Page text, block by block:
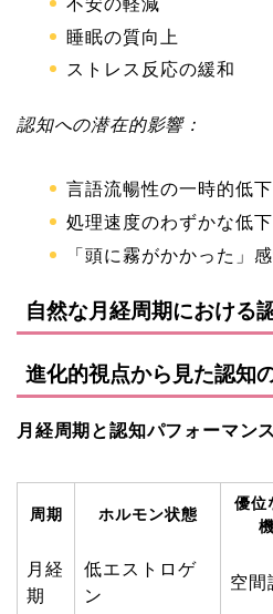
不安の軽減
睡眠の質向上
ストレス反応の緩和
認知への潜在的影響：
言語流暢性の一時的低下
処理速度のわずかな低下
「頭に霧がかかった」
自然な月経周期における
進化的視点から見た認知
月経周期と認知パフォーマンス
周期 ホルモン状態
優位
月経
期
低エストロゲ
ン
空間